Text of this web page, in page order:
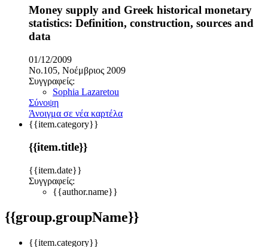
Money supply and Greek historical monetary
statistics: Definition, construction, sources and
data
01/12/2009
No.105, Νοέμβριος 2009
Συγγραφείς:
Sophia Lazaretou
Σύνοψη
Άνοιγμα σε νέα καρτέλα
{{item.category}}
{{item.title}}
{{item.date}}
Συγγραφείς:
{{author.name}}
{{group.groupName}}
{{item.category}}